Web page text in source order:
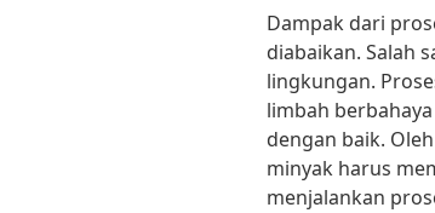
Dampak dari
diabaikan. Salah
lingkungan.
limbah
dengan baik.
minyak harus
menjalankan